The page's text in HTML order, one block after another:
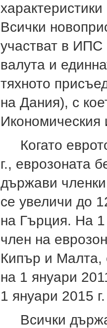
Всички
участват в
валута и
тяхното
на Дания), с
Когато
г., еврозоната
държави
се увеличи до
на Гърция. На 1
член на
Кипър и Малта,
на 1 януари
1 януари 2015
Всички